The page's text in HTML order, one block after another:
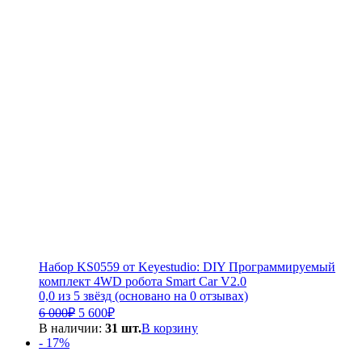
Набор KS0559 от Keyestudio: DIY Программируемый
комплект 4WD робота Smart Car V2.0
0,0 из 5 звёзд (основано на 0 отзывах)
6 000₽ Первоначальная
цена
5 600₽Текущая
цена:
В наличии: 31 шт.В корзину
- 17%